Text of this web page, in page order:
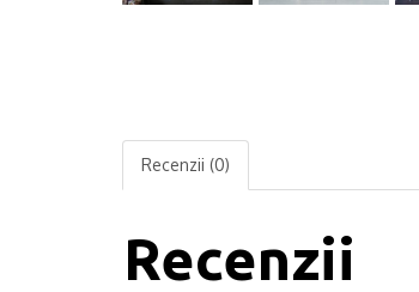
Recenzii (0)
Recenzii